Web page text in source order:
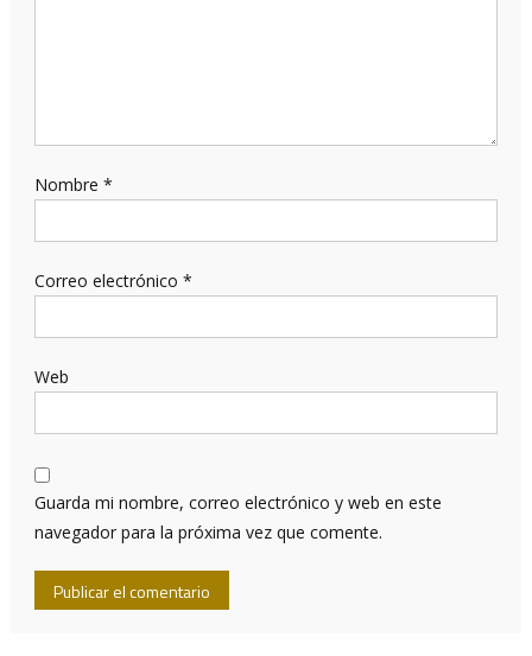
Nombre *
Correo electrónico *
Web
Guarda mi nombre, correo electrónico y web en este
navegador para la próxima vez que comente.